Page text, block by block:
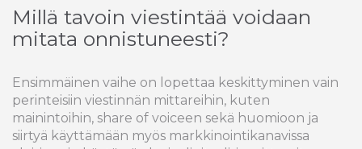
Millä tavoin viestintää voidaan
mitata onnistuneesti?
Ensimmäinen vaihe on lopettaa keskittyminen vain
perinteisiin viestinnän mittareihin, kuten
mainintoihin, share of voiceen sekä huomioon ja
siirtyä käyttämään myös markkinointikanavissa